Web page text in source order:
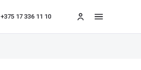
+375 17 336 11 10 меню